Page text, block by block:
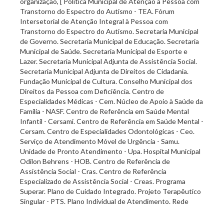
Transtorno do Espectro do Autismo - TEA. Fórum
Intersetorial de Atenção Integral à Pessoa com
Transtorno do Espectro do Autismo. Secretaria Municipal
de Governo. Secretaria Municipal de Educação. Secretaria
Municipal de Saúde. Secretaria Municipal de Esporte e
Lazer. Secretaria Municipal Adjunta de Assistência Social.
Secretaria Municipal Adjunta de Direitos de Cidadania.
Fundação Municipal de Cultura. Conselho Municipal dos
Direitos da Pessoa com Deficiência. Centro de
Especialidades Médicas - Cem. Núcleo de Apoio à Saúde da
Família - NASF. Centro de Referência em Saúde Mental
Infantil - Cersami. Centro de Referência em Saúde Mental -
Cersam. Centro de Especialidades Odontológicas - Ceo.
Serviço de Atendimento Móvel de Urgência - Samu.
Unidade de Pronto Atendimento - Upa. Hospital Municipal
Odilon Behrens - HOB. Centro de Referência de
Assistência Social - Cras. Centro de Referência
Especializado de Assistência Social - Creas. Programa
Superar. Plano de Cuidado Integrado. Projeto Terapêutico
Singular - PTS. Plano Individual de Atendimento. Rede